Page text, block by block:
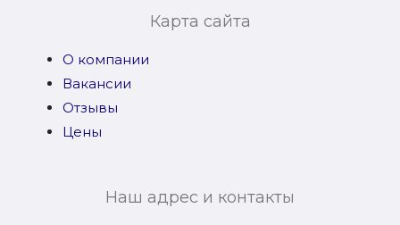
Карта сайта
О компании
Вакансии
Отзывы
Цены
Наш адрес и контакты